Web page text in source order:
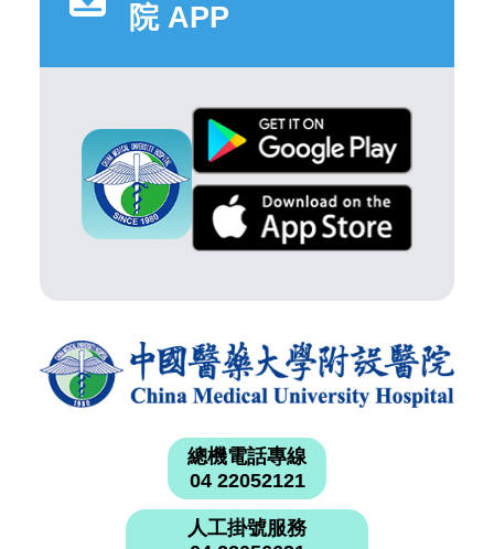
院 APP
總機電話專線
04 22052121
人工掛號服務